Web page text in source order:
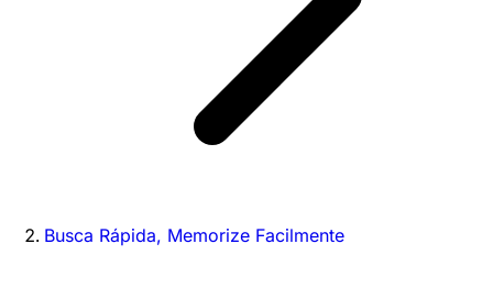
Busca Rápida, Memorize Facilmente